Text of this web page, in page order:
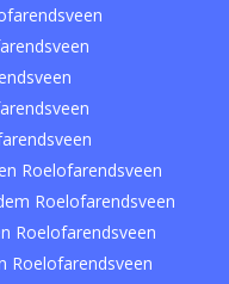
Roelofarendsveen
Roelofarendsveen
Roelofarendsveen
Roelofarendsveen